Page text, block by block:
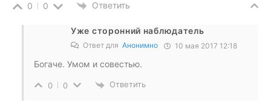
0 0 Ответить
Уже сторонний наблюдатель
Ответ для Анонимно 10 мая 2017 12:18
Богаче. Умом и совестью.
0 0 Ответить